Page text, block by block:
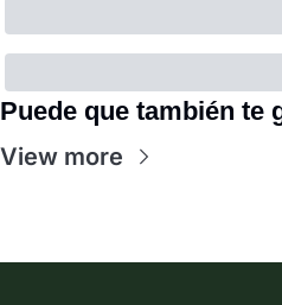
Puede que también te
View more